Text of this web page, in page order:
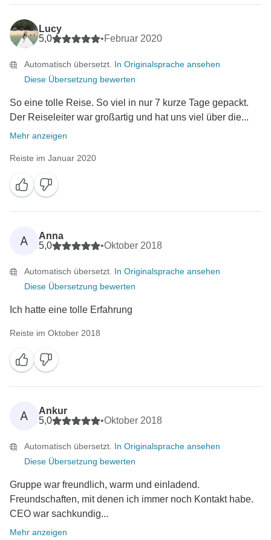
Lucy
5,0
•Februar 2020
Automatisch übersetzt. In Originalsprache ansehen
Diese Übersetzung bewerten
So eine tolle Reise. So viel in nur 7 kurze Tage gepackt.
Der Reiseleiter war großartig und hat uns viel über die...
Mehr anzeigen
Reiste im Januar 2020
A
Anna
5,0
•Oktober 2018
Automatisch übersetzt. In Originalsprache ansehen
Diese Übersetzung bewerten
Ich hatte eine tolle Erfahrung
Reiste im Oktober 2018
A
Ankur
5,0
•Oktober 2018
Automatisch übersetzt. In Originalsprache ansehen
Diese Übersetzung bewerten
Gruppe war freundlich, warm und einladend.
Freundschaften, mit denen ich immer noch Kontakt habe.
CEO war sachkundig...
Mehr anzeigen